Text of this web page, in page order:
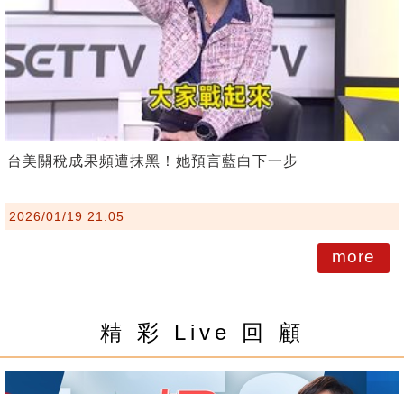
台美關稅成果頻遭抹黑！她預言藍白下一步
2026/01/19 21:05
more
精 彩 Live 回 顧